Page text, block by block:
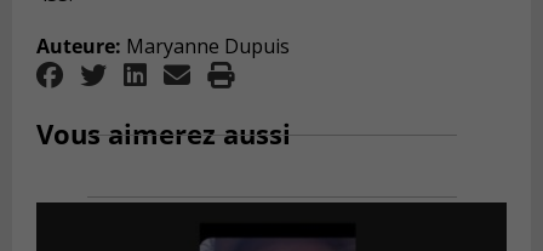
Auteure: Maryanne Dupuis
Vous aimerez aussi